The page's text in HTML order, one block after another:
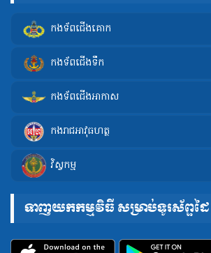
កងទ័ពជើងគោក
កងទ័ពជើងទឹក
កងទ័ពជើងអាកាស
កងរាជអាវុធហត្ថ
វិស្វកម្ម
ទាញយកកម្មវិធី សម្រាប់ទូរស័ព្ទដៃ